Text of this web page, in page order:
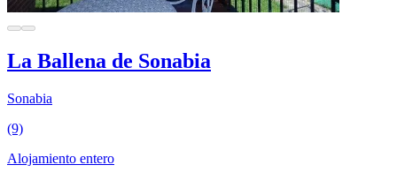
La Ballena de Sonabia
Sonabia
(9)
Alojamiento entero